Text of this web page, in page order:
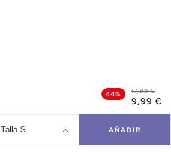
44% 17,99 €
9,99 €
Talla S AÑADIR